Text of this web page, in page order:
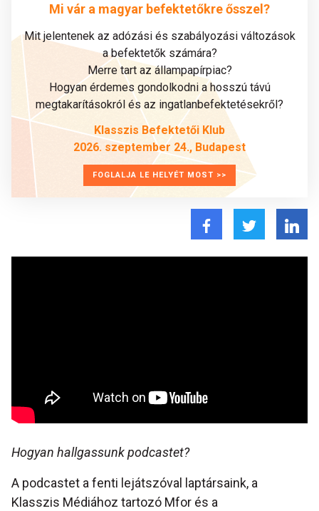
Mi vár a magyar befektetőkre ősszel?
Mit jelentenek az adózási és szabályozási változások
a befektetők számára?
Merre tart az állampapírpiac?
Hogyan érdemes gondolkodni a hosszú távú
megtakarításokról és az ingatlanbefektetésekről?
Klasszis Befektetői Klub
2026. szeptember 24., Budapest
FOGLALJA LE HELYÉT MOST >>
Hogyan hallgassunk podcastet?
A podcastet a fenti lejátszóval laptársaink, a
Klasszis Médiához tartozó Mfor és a